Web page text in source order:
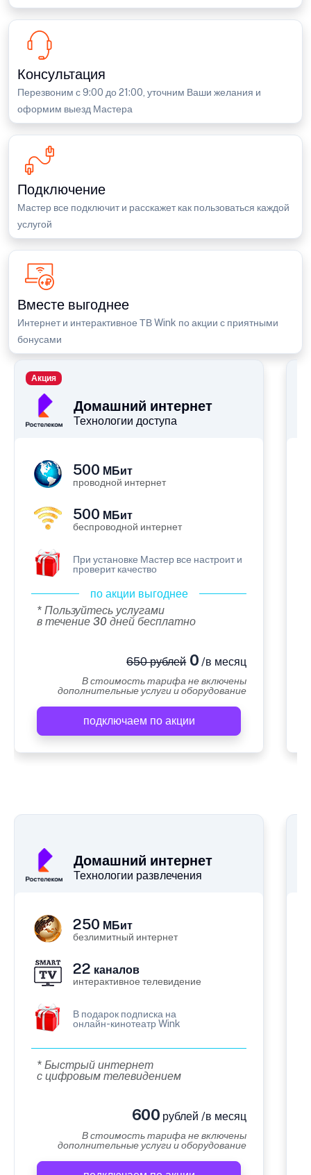
Консультация
Перезвоним с 9:00 до 21:00, уточним Ваши желания и
оформим выезд Мастера
Подключение
Мастер все подключит и расскажет как пользоваться каждой
услугой
Вместе выгоднее
Интернет и интерактивное ТВ Wink по акции с приятными
бонусами
Домашний интернет
Технологии доступа
Акция
500 МБит
проводной интернет
500 МБит
беспроводной интернет
При установке Мастер все настроит и
проверит качество
по акции выгоднее
* Пользуйтесь услугами
в течение 30 дней бесплатно
650 рублей0 /в месяц
В стоимость тарифа не включены
дополнительные услуги и оборудование
подключаем по акции
Домашний интернет
Технологии развлечения
250 МБит
безлимитный интернет
22 каналов
интерактивное телевидение
В подарок подписка на
онлайн-кинотеатр Wink
* Быстрый интернет
с цифровым телевидением
600 рублей /в месяц
В стоимость тарифа не включены
дополнительные услуги и оборудование